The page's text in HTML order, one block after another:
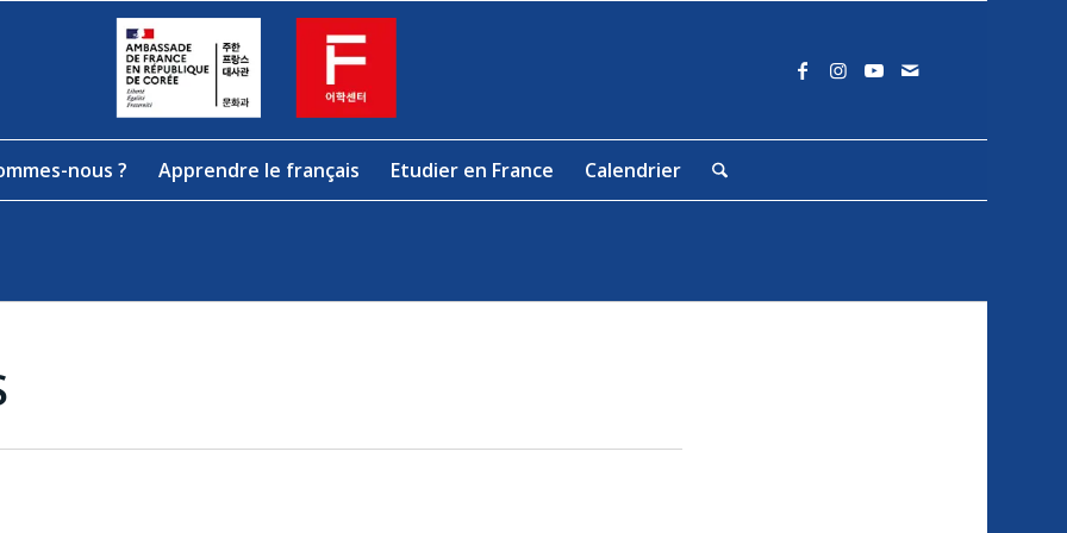
nous ? Apprendre le français Etudier en France Calendrier